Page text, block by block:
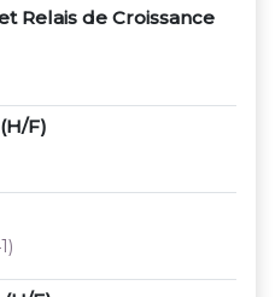
Relais de Croissance
F)